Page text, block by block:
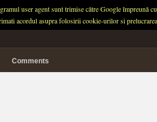
Comments
user agent sunt trimise către Google împreună
acordul asupra folosirii cookie-urilor si